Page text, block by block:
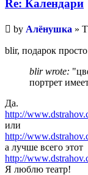
Re: Календари
Unread
post
by Алёнушка »
blir, подарок
blir wrote:
портрет
Да.
http://
или
http://
а лучше всего этот
http://
Я люблю театр!